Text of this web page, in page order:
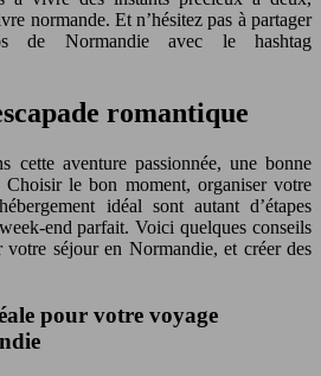
normande. Et n’hésitez pas à partager
de Normandie avec le hashtag
romantique
cette aventure passionnée, une bonne
Choisir le bon moment, organiser votre
idéal sont autant d’étapes
end parfait. Voici quelques conseils
séjour en Normandie, et créer des
pour votre voyage